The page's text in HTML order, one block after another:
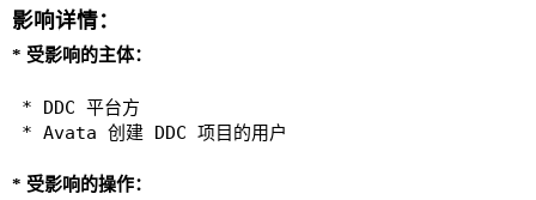
影响详情：
* 受影响的主体：
* DDC 平台方
* 受影响的操作：